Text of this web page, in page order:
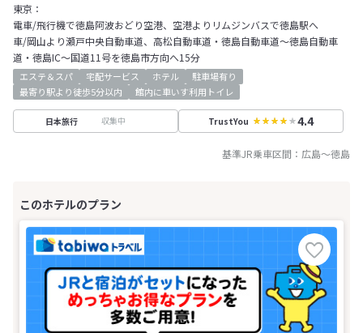
東京：
電車/飛行機で徳島阿波おどり空港、空港よりリムジンバスで徳島駅へ
車/岡山より瀬戸中央自動車道、高松自動車道・徳島自動車道～徳島自動車
道・徳島IC～国道11号を徳島市方向へ15分
エステ＆スパ 宅配サービス ホテル
駐車場有り
最寄り駅より徒歩5分以内
館内に車いす利用トイレ
日本旅行 収集中 TrustYou 4.4
基準JR乗車区間： 広島～徳島